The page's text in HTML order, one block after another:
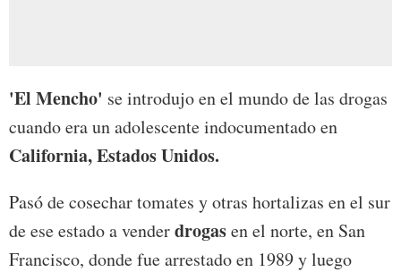
'El Mencho' se introdujo en el mundo de las drogas
cuando era un adolescente indocumentado en
California, Estados Unidos.
Pasó de cosechar tomates y otras hortalizas en el sur
de ese estado a venderdrogasen el norte, en San
Francisco, donde fue arrestado en 1989 y luego